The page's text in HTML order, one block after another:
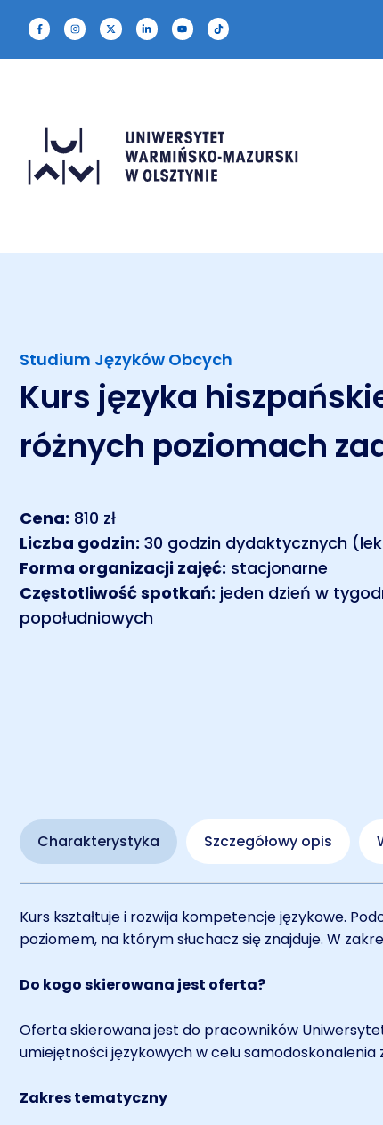
Studium Języków Obcych
Kurs języka
różnych poziomach
Cena: 810 zł
Liczba godzin: 30 godzin dydaktycznych
Forma organizacji zajęć: stacjonarne
Częstotliwość spotkań: jeden dzień w
popołudniowych
Charakterystyka Szczegółowy opis
Kurs kształtuje i rozwija kompetencje językowe.
poziomem, na którym słuchacz się znajduje. W
Do kogo skierowana jest oferta?
Oferta skierowana jest do pracowników
umiejętności językowych w celu samodoskonalenia
Zakres tematyczny